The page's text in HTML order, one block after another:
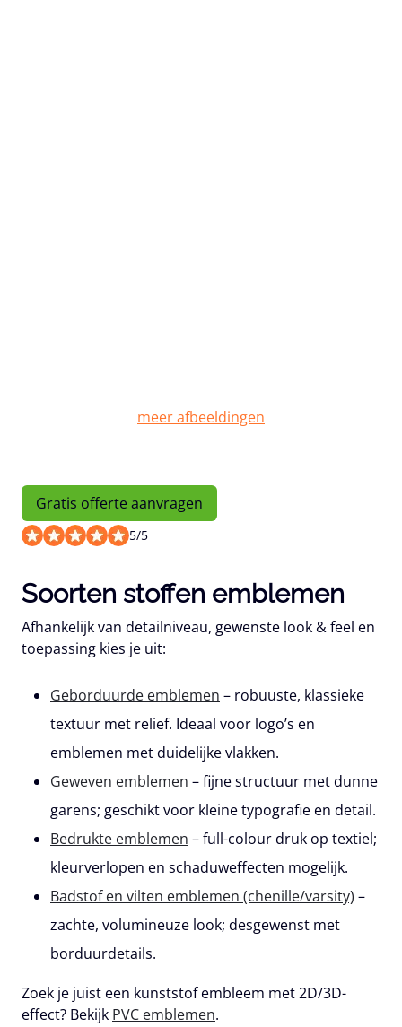
Gratis offerte aanvragen
5/5
Soorten stoffen emblemen
Afhankelijk van detailniveau, gewenste look & feel en
toepassing kies je uit:
Geborduurde emblemen – robuuste, klassieke
textuur met relief. Ideaal voor logo’s en
emblemen met duidelijke vlakken.
Geweven emblemen – fijne structuur met dunne
garens; geschikt voor kleine typografie en detail.
Bedrukte emblemen – full-colour druk op textiel;
kleurverlopen en schaduweffecten mogelijk.
Badstof en vilten emblemen (chenille/varsity) –
zachte, volumineuze look; desgewenst met
borduurdetails.
Zoek je juist een kunststof embleem met 2D/3D-
effect? Bekijk PVC emblemen.